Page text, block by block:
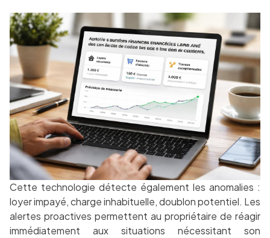
Cette technologie détecte également les anomalies :
loyer impayé, charge inhabituelle, doublon potentiel. Les
alertes proactives permettent au propriétaire de réagir
immédiatement aux situations nécessitant son